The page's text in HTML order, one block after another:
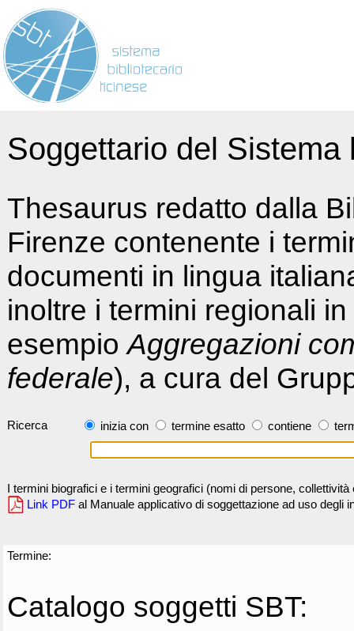
Soggettario del
Thesaurus redatto dalla
Firenze contenente i
documenti in lingua
inoltre i termini regionali
esempioAggregazioni
federale), a cura del
Ricerca inizia con termine esatto contiene
I termini biografici e i termini geografici (nomi di persone,
Link PDF al Manuale applicativo di soggettazione ad uso degli
Termine:
Catalogo soggetti SBT: